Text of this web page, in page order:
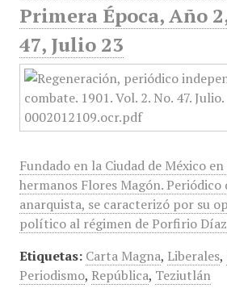
Primera Época, Año
47, Julio 23
Fundado en la Ciudad de México
hermanos Flores Magón. Periódico
anarquista, se caracterizó por su
político al régimen de Porfirio
Etiquetas: Carta Magna, Liberales,
Periodismo, República, Teziutlán